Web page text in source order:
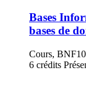
Bases
bases de
Cours,
6 crédits